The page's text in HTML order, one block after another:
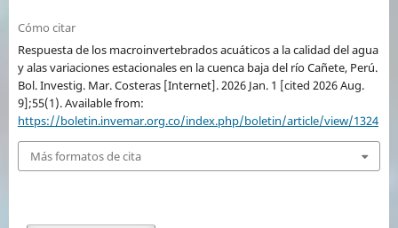
Cómo citar
Respuesta de los macroinvertebrados acuáticos a la calidad del agua
y alas variaciones estacionales en la cuenca baja del río Cañete, Perú.
Bol. Investig. Mar. Costeras [Internet]. 2026 Jan. 1 [cited 2026 Aug.
9];55(1). Available from:
https://boletin.invemar.org.co/index.php/boletin/article/view/1324
Más formatos de cita